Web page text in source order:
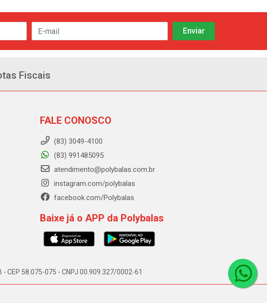
Fiscais
FALE CONOSCO
(83) 3049-4100
(83) 991485095
atendimento@polybalas.com.br
instagram.com/polybalas
facebook.com/Polybalas
Baixe já o APP da Polybalas
CEP 58.075-075 - CNPJ 00.909.327/0002-61